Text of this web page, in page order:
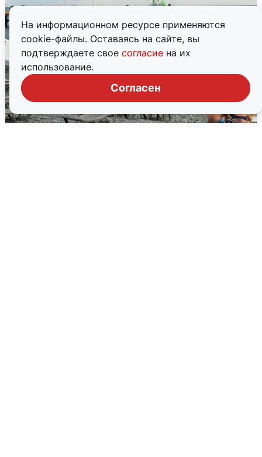
На информационном ресурсе применяются
cookie-файлы. Оставаясь на сайте, вы
подтверждаете свое согласие на их
использование.
Согласен